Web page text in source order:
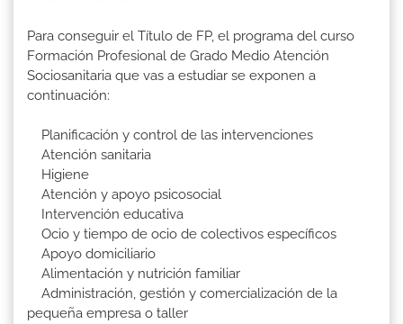
Para conseguir el Título de FP, el programa del curso
Formación Profesional de Grado Medio Atención
Sociosanitaria que vas a estudiar se exponen a
continuación:
Planificación y control de las intervenciones
Atención sanitaria
Higiene
Atención y apoyo psicosocial
Intervención educativa
Ocio y tiempo de ocio de colectivos específicos
Apoyo domiciliario
Alimentación y nutrición familiar
Administración, gestión y comercialización de la
pequeña empresa o taller